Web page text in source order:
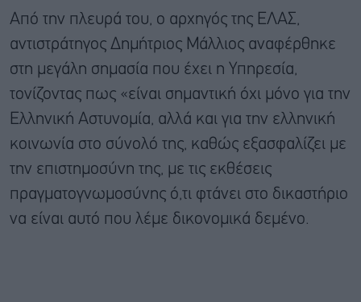
Από την πλευρά του, ο αρχηγός της ΕΛΑΣ,
αντιστράτηγος Δημήτριος Μάλλιος αναφέρθηκε
στη μεγάλη σημασία που έχει η Υπηρεσία,
τονίζοντας πως «είναι σημαντική όχι μόνο για την
Ελληνική Αστυνομία, αλλά και για την ελληνική
κοινωνία στο σύνολό της, καθώς εξασφαλίζει με
την επιστημοσύνη της, με τις εκθέσεις
πραγματογνωμοσύνης ό,τι φτάνει στο δικαστήριο
να είναι αυτό που λέμε δικονομικά δεμένο.